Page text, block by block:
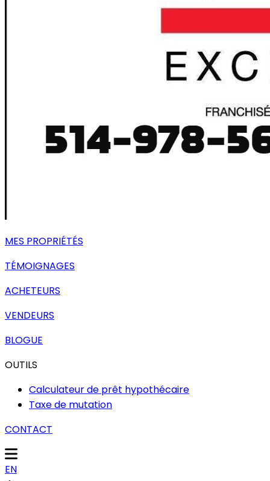
MES PROPRIÉTÉS
TÉMOIGNAGES
ACHETEURS
VENDEURS
BLOGUE
OUTILS
Calculateur de prêt hypothécaire
Taxe de mutation
CONTACT
EN